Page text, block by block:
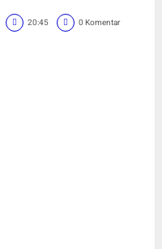
20:45 0 Komentar